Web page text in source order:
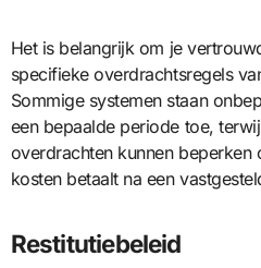
Het is belangrijk om je
specifieke overdrachtsregels
Sommige systemen staan
een bepaalde periode toe,
overdrachten kunnen beperken
kosten betaalt na een
Restitutiebeleid